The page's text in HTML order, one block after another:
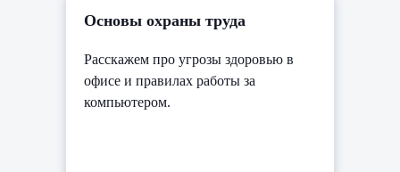
Основы охраны труда
Расскажем про угрозы здоровью в
офисе и правилах работы за
компьютером.